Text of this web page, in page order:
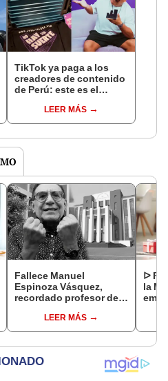
TikTok ya paga a los
creadores de contenido
de Perú: este es el
llegar a cobrar por 1.000
vistas
LEER MÁS
Fallece Manuel
Espinoza Vásquez,
recordado profesor de
por su icónica forma de
enseñar
LEER MÁS
ᐅ
la